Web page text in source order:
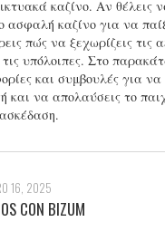
καζίνο. Αν θέλεις
ασφαλή καζίνο για να
πώς να ξεχωρίζεις τις
υπόλοιπες. Στο
και συμβουλές για να
και να απολαύσεις το
16, 2025
CON BIZUM